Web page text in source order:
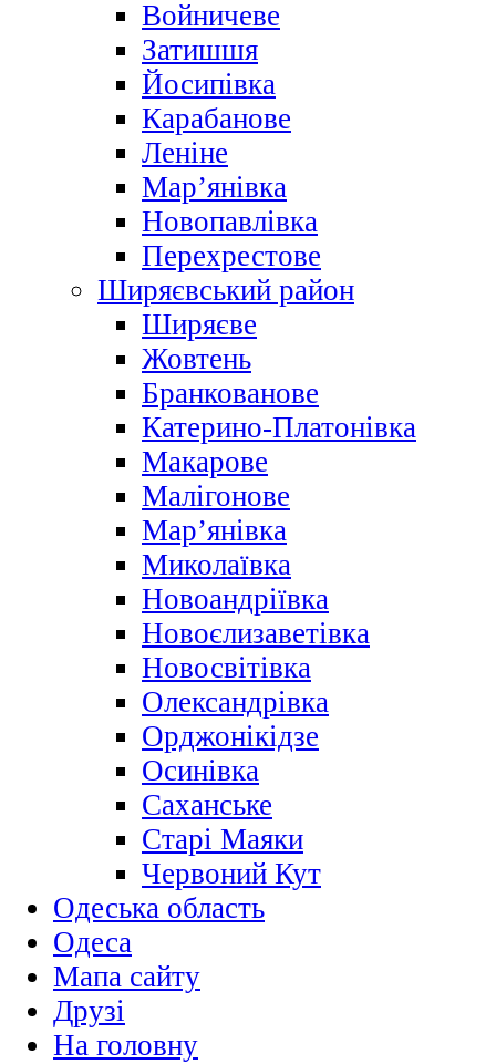
Войничеве
Затишшя
Йосипівка
Карабанове
Леніне
Мар’янівка
Новопавлівка
Перехрестове
Ширяєвський район
Ширяєве
Жовтень
Бранкованове
Катерино-Платонівка
Макарове
Малігонове
Мар’янівка
Миколаївка
Новоандріївка
Новоєлизаветівка
Новосвітівка
Олександрівка
Орджонікідзе
Осинівка
Саханське
Старі Маяки
Червоний Кут
Одеська область
Одеса
Мапа сайту
Друзі
На головну